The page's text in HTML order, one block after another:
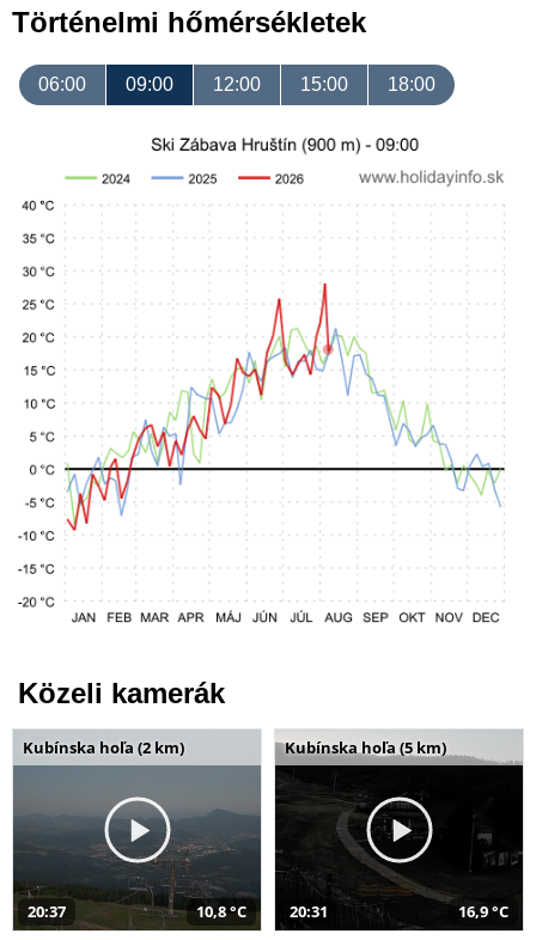
Történelmi hőmérsékletek
06:00 09:00 12:00 15:00 18:00
Közeli kamerák
Kubínska hoľa (2 km)
20:37 10,8 °C
Kubínska hoľa (5 km)
20:31 16,9 °C